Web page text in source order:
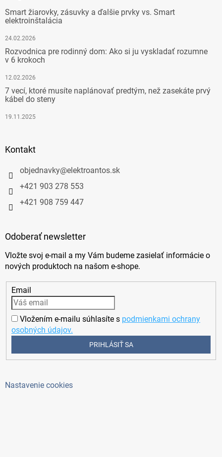
Smart žiarovky, zásuvky a ďalšie prvky vs. Smart
elektroinštalácia
24.02.2026
Rozvodnica pre rodinný dom: Ako si ju vyskladať rozumne
v 6 krokoch
12.02.2026
7 vecí, ktoré musíte naplánovať predtým, než zasekáte prvý
kábel do steny
19.11.2025
Kontakt
objednavky@elektroantos.sk
+421 903 278 553
+421 908 759 447
Odoberať newsletter
Vložte svoj e-mail a my Vám budeme zasielať informácie o
nových produktoch na našom e-shope.
Email
Vložením e-mailu súhlasíte s podmienkami ochrany
osobných údajov.
PRIHLÁSIŤ SA
Nastavenie cookies